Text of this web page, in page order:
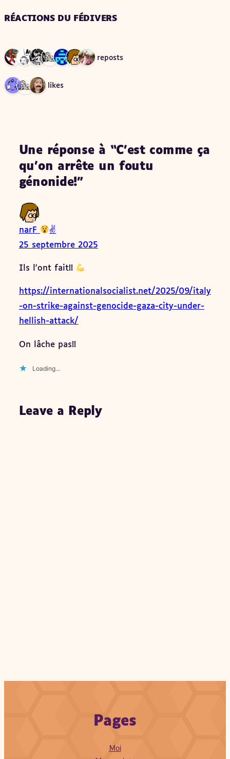
RÉACTIONS DU FÉDIVERS
7 reposts
3 likes
Une réponse à “C’est comme ça
qu’on arrête un foutu
génonide!”
narF
✌
25 septembre 2025
Ils l'ont fait!!
https://internationalsocialist.net/2025/09/italy
-on-strike-against-genocide-gaza-city-under-
hellish-attack/
On lâche pas!!
Loading…
Leave a Reply
Pages
Moi